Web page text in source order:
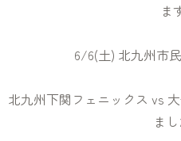
ま
6/6(土) 北九州市
北九州下関フェニックス vs
ま